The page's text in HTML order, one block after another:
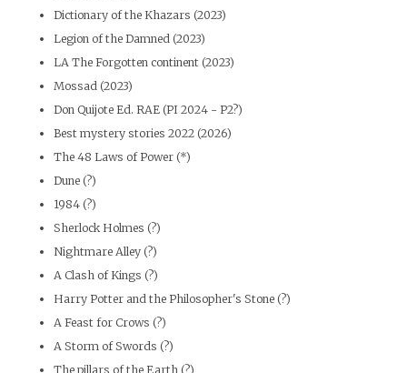
Dictionary of the Khazars (2023)
Legion of the Damned (2023)
LA The Forgotten continent (2023)
Mossad (2023)
Don Quijote Ed. RAE (PI 2024 - P2?)
Best mystery stories 2022 (2026)
The 48 Laws of Power (*)
Dune (?)
1984 (?)
Sherlock Holmes (?)
Nightmare Alley (?)
A Clash of Kings (?)
Harry Potter and the Philosopher's Stone (?)
A Feast for Crows (?)
A Storm of Swords (?)
The pillars of the Earth (?)